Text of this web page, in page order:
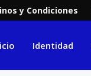
y Condiciones
Identidad